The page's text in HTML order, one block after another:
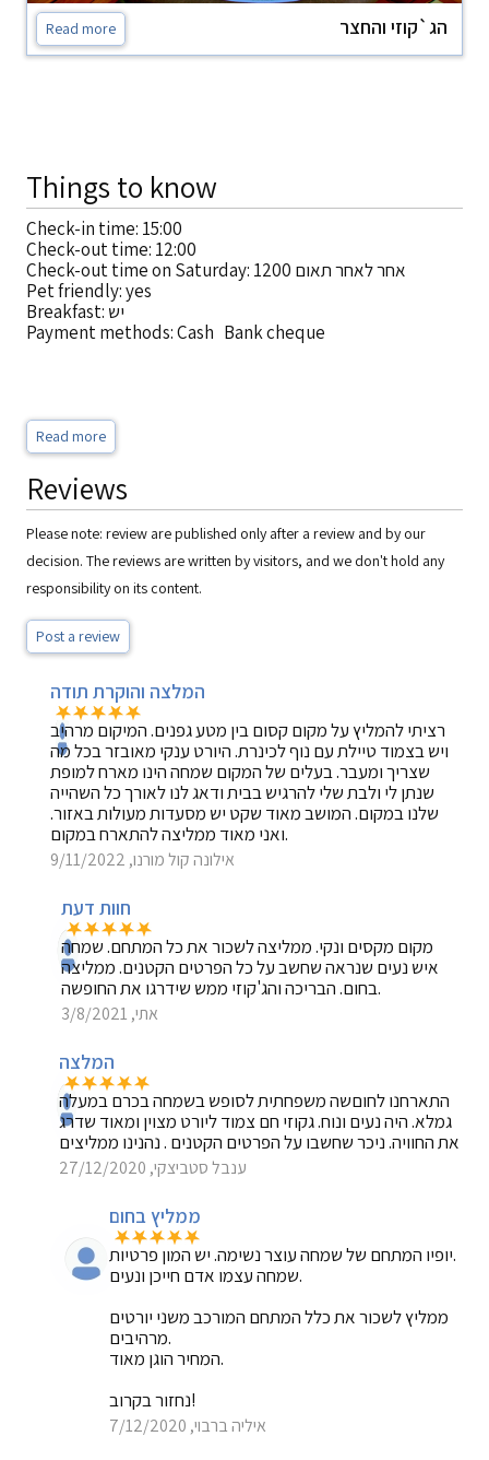
הג`קוזי והחצר Read more
Things to know
Check-in time: 15:00
Check-out time: 12:00
Check-out time on Saturday: 1200 אחר לאחר תאום
Pet friendly: yes
Breakfast: יש
Payment methods: Cash Bank cheque
Read more
Reviews
Please note: review are published only after a review and by our
decision. The reviews are written by visitors, and we don't hold any
responsibility on its content.
Post a review
המלצה והוקרת תודה
רציתי להמליץ על מקום קסום בין מטע גפנים. המיקום מרהיב
ויש בצמוד טיילת עם נוף לכינרת. היורט ענקי מאובזר בכל מה
שצריך ומעבר. בעלים של המקום שמחה הינו מארח למופת
שנתן לי ולבת שלי להרגיש בבית ודאג לנו לאורך כל השהייה
שלנו במקום. המושב מאוד שקט יש מסעדות מעולות באזור.
ואני מאוד ממליצה להתארח במקום.
אילונה קול מורנו, 9/11/2022
חוות דעת
מקום מקסים ונקי. ממליצה לשכור את כל המתחם. שמחה
איש נעים שנראה שחשב על כל הפרטים הקטנים. ממליצה
בחום. הבריכה והג'קוזי ממש שידרגו את החופשה.
אתי, 3/8/2021
המלצה
התארחנו לחוםשה משפחתית לסופש בשמחה בכרם במעלה
גמלא. היה נעים ונוח. גקוזי חם צמוד ליורט מצוין ומאוד שדרג
את החוויה. ניכר שחשבו על הפרטים הקטנים . נהנינו ממליצים
ענבל סטביצקי, 27/12/2020
ממליץ בחום
יופיו המתחם של שמחה עוצר נשימה. יש המון פרטיות.
שמחה עצמו אדם חייכן ונעים.
ממליץ לשכור את כלל המתחם המורכב משני יורטים
מרהיבים.
המחיר הוגן מאוד.
נחזור בקרוב!
איליה ברבוי, 7/12/2020